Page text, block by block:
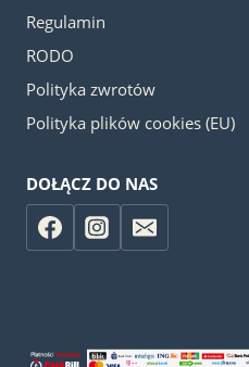
Regulamin
RODO
Polityka zwrotów
Polityka plików cookies (EU)
DOŁĄCZ DO NAS